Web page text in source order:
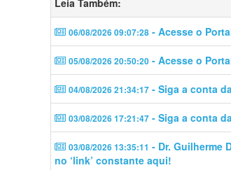
Leia Também:
06/08/2026 09:07:28 - Acesse o
05/08/2026 20:50:20 - Acesse o
04/08/2026 21:34:17 - Siga a conta
03/08/2026 17:21:47 - Siga a conta
03/08/2026 13:35:11 - Dr. Guilherme
no ‘link’ constante aqui!